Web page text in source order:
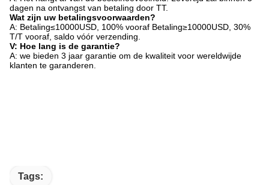
dagen na ontvangst van betaling door TT.
Wat zijn uw betalingsvoorwaarden?
A: Betaling≤10000USD, 100% vooraf Betaling≥10000USD, 30%
T/T vooraf, saldo vóór verzending.
V: Hoe lang is de garantie?
A: we bieden 3 jaar garantie om de kwaliteit voor wereldwijde
klanten te garanderen.
Tags: